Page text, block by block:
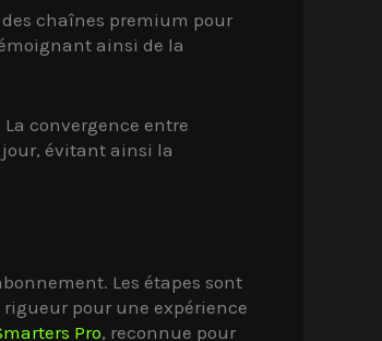
chaînes premium pour
ainsi de la
convergence entre
évitant ainsi la
Les étapes sont
pour une expérience
Pro, reconnue pour